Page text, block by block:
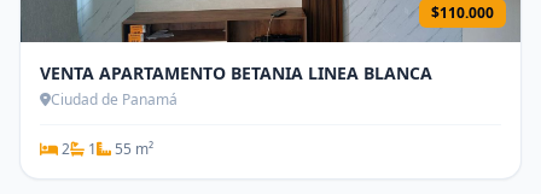
$110.000
VENTA APARTAMENTO BETANIA LINEA BLANCA
Ciudad de Panamá
2 1 55 m²